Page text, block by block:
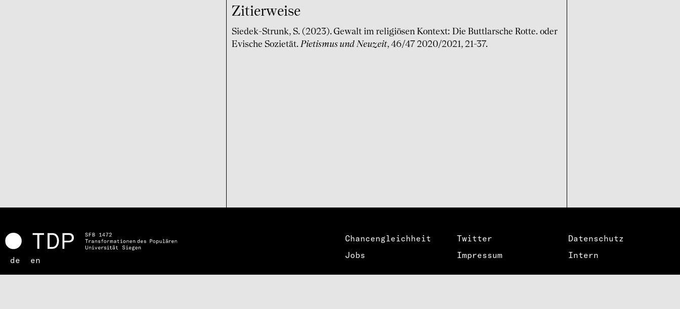
Zitierweise
Siedek-Strunk, S. (2023). Gewalt im religiösen Kontext: Die Buttlarsche Rotte. oder
Evische Sozietät.Pietismus und Neuzeit, 46/47 2020/2021, 21-37.
de en
Chancengleichheit
Jobs
Twitter
Impressum
Datenschutz
Intern